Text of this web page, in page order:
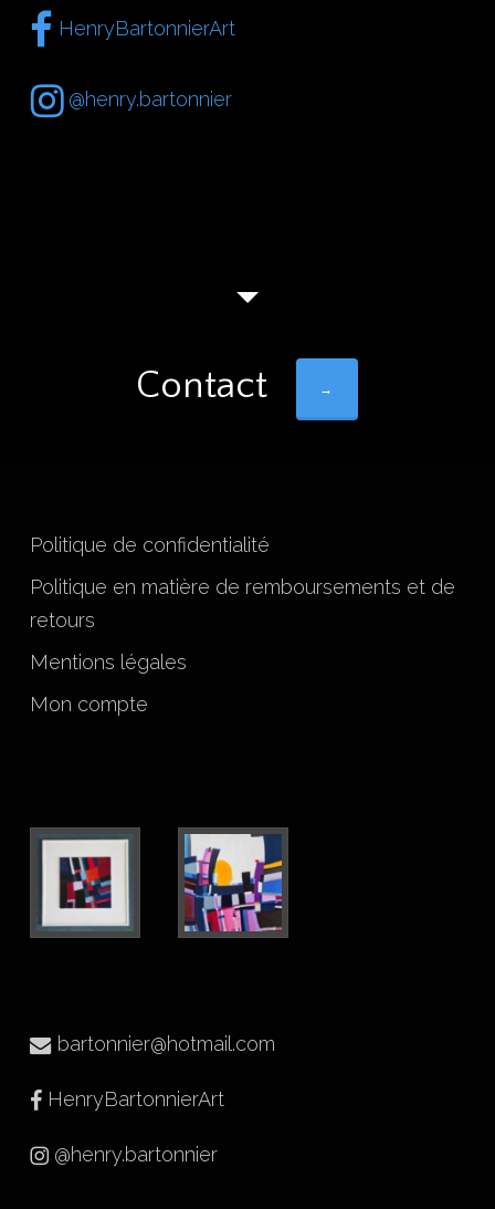
HenryBartonnierArt
@henry.bartonnier
Contact →
Politique de confidentialité
Politique en matière de remboursements et de
retours
Mentions légales
Mon compte
bartonnier@hotmail.com
HenryBartonnierArt
@henry.bartonnier